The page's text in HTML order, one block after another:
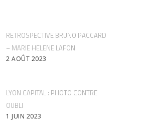
RETROSPECTIVE BRUNO PACCARD
– MARIE HELENE LAFON
2 AOÛT 2023
LYON CAPITAL : PHOTO CONTRE
OUBLI
1 JUIN 2023